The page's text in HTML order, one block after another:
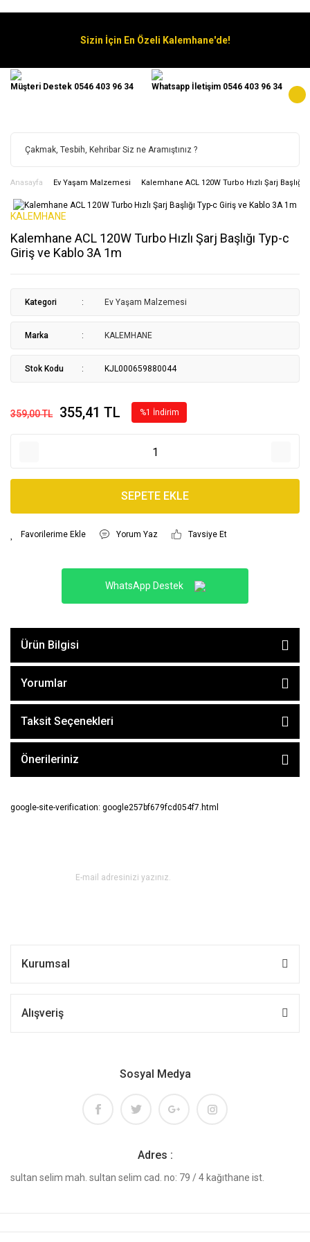
Sizin İçin En Özeli Kalemhane'de!
Müşteri Destek 0546 403 96 34 Whatsapp İletişim 0546 403 96 34
Anasayfa Ev Yaşam Malzemesi Kalemhane ACL 120W Turbo Hızlı Şarj
KALEMHANE
Kalemhane ACL 120W Turbo Hızlı Şarj Başlığı Typ-c
Giriş ve Kablo 3A 1m
Kategori Ev Yaşam Malzemesi
Marka KALEMHANE
Stok Kodu KJL000659880044
359,00 TL 355,41 TL %1 İndirim
SEPETE EKLE
Yorum Yaz Tavsiye Et
WhatsApp Destek
Ürün Bilgisi
Yorumlar
Taksit Seçenekleri
Önerileriniz
google-site-verification: google257bf679fcd054f7.html
Kurumsal
Alışveriş
Sosyal Medya
Adres :
sultan selim mah. sultan selim cad. no: 79 / 4 kağıthane ist.